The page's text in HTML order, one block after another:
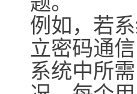
例如，若
立密码通
系统中所